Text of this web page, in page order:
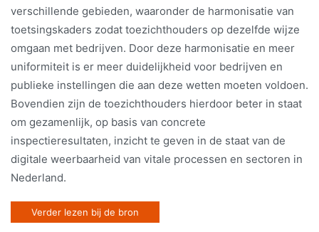
verschillende gebieden, waaronder de harmonisatie van
toetsingskaders zodat toezichthouders op dezelfde wijze
omgaan met bedrijven. Door deze harmonisatie en meer
uniformiteit is er meer duidelijkheid voor bedrijven en
publieke instellingen die aan deze wetten moeten voldoen.
Bovendien zijn de toezichthouders hierdoor beter in staat
om gezamenlijk, op basis van concrete
inspectieresultaten, inzicht te geven in de staat van de
digitale weerbaarheid van vitale processen en sectoren in
Nederland.
Verder lezen bij de bron